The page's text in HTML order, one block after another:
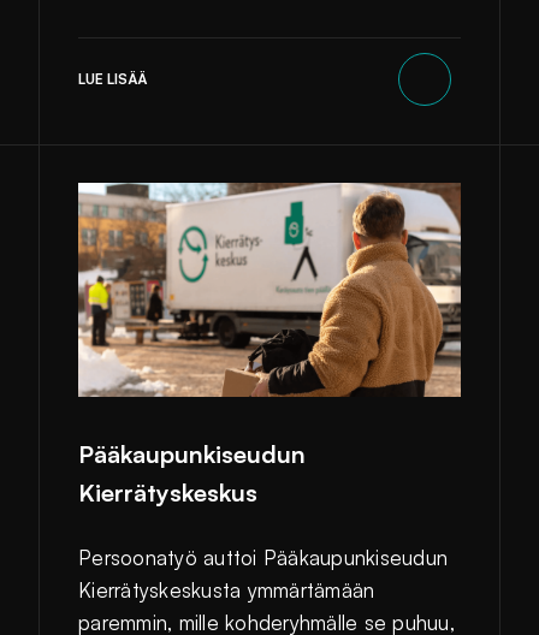
LUE LISÄÄ
Pääkaupunkiseudun
Kierrätyskeskus
Persoonatyö auttoi Pääkaupunkiseudun
Kierrätyskeskusta ymmärtämään
paremmin, mille kohderyhmälle se puhuu,